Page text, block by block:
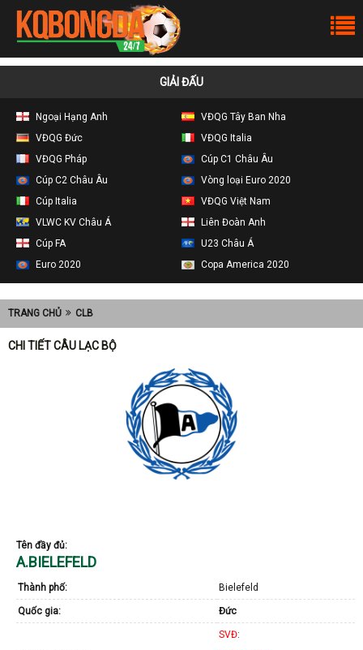
GIẢI ĐẤU
Ngoại Hạng Anh
VĐQG Tây Ban Nha
VĐQG Đức
VĐQG Italia
VĐQG Pháp
Cúp C1 Châu Âu
Cúp C2 Châu Âu
Vòng loại Euro 2020
Cúp Italia
VĐQG Việt Nam
VLWC KV Châu Á
Liên Đoàn Anh
Cúp FA
U23 Châu Á
Euro 2020
Copa America 2020
TRANG CHỦ CLB
CHI TIẾT CÂU LẠC BỘ
Tên đầy đủ:
A.BIELEFELD
Thành phố: Bielefeld
Quốc gia: Đức
SVĐ: